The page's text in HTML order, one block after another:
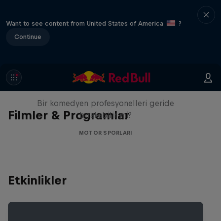
Want to see content from United States of America
?
Continue
Filmler & Programlar
Giving it Gears with Jason
Goliath
Bir komedyen profesyonelleri geride
bırakabilir mi?
MOTOR SPORLARI
Etkinlikler